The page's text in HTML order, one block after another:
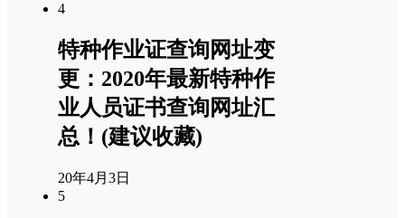
4
特种作业证查询网址变
更：2020年最新特种作
业人员证书查询网址汇
总！(建议收藏)
20年4月3日
5